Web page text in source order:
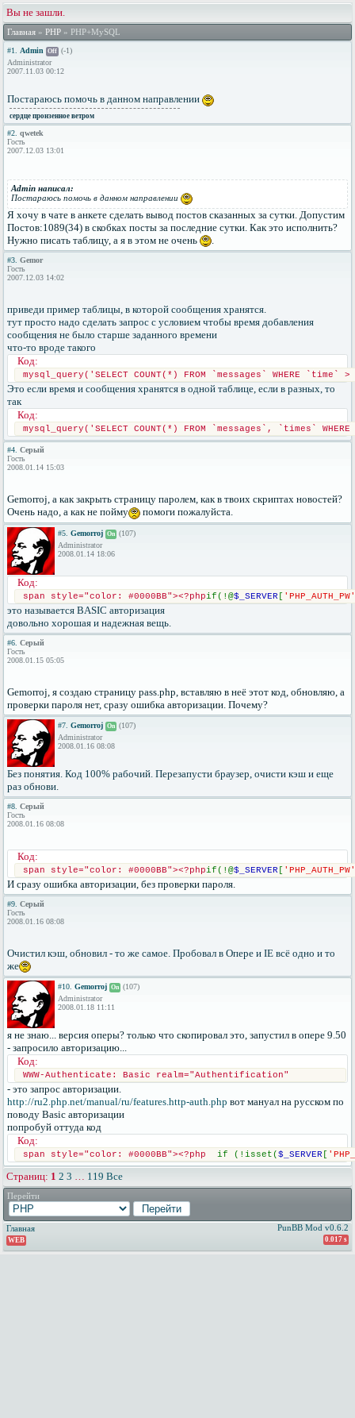
Вы не зашли.
Главная » PHP » PHP+MySQL
#1. Admin Off (-1)
Administrator
2007.11.03 00:12
Постараюсь помочь в данном направлении
сердце пронзенное ветром
#2. qwetek
Гость
2007.12.03 13:01
Admin написал:
Постараюсь помочь в данном направлении
Я хочу в чате в анкете сделать вывод постов сказанных за сутки. Допустим
Постов:1089(34) в скобках посты за последние сутки. Как это исполнить?
Нужно писать таблицу, а я в этом не очень
#3. Gemor
Гость
2007.12.03 14:02
приведи пример таблицы, в которой сообщения хранятся.
тут просто надо сделать запрос с условием чтобы время добавления
сообщения не было старше заданного времени
что-то вроде такого
Код:
mysql_query('SELECT COUNT(*) FROM `messages` WHERE
Это если время и сообщения хранятся в одной таблице, если в разных, то
так
Код:
mysql_query('SELECT COUNT(*) FROM `messages`, `times`
#4. Серый
Гость
2008.01.14 15:03
Gemorroj, а как закрыть страницу паролем, как в твоих скриптах новостей?
Очень надо, а как не пойму
помоги пожалуйста.
#5. Gemorroj On (107)
Administrator
2008.01.14 18:06
Код:
span style="color: #0000BB"><?phpif(!@$_SERVER [ 'PHP_AUTH_PW'
это называется BASIC авторизация
довольно хорошая и надежная вещь.
#6. Серый
Гость
2008.01.15 05:05
Gemorroj, я создаю страницу pass.php, вставляю в неё этот код, обновляю, а
проверки пароля нет, сразу ошибка авторизации. Почему?
#7. Gemorroj On (107)
Administrator
2008.01.16 08:08
Без понятия. Код 100% рабочий. Перезапусти браузер, очисти кэш и еще
раз обнови.
#8. Серый
Гость
2008.01.16 08:08
Код:
span style="color: #0000BB"><?phpif(!@$_SERVER [ 'PHP_AUTH_PW'
И сразу ошибка авторизации, без проверки пароля.
#9. Серый
Гость
2008.01.16 08:08
Очистил кэш, обновил - то же самое. Пробовал в Опере и IE всё одно и то
же
#10. Gemorroj On (107)
Administrator
2008.01.18 11:11
я не знаю... версия оперы? только что скопировал это, запустил в опере 9.50
- запросило авторизацию...
Код:
WWW-Authenticate: Basic realm="Authentification"
- это запрос авторизации.
http://ru2.php.net/manual/ru/features.http-auth.php вот мануал на русском по
поводу Basic авторизации
попробуй оттуда код
Код:
span style="color: #0000BB"><?php if (!isset($_SERVER [
Страниц: 1 2 3 … 119 Все
Перейти
Главная
WEB
PunBB Mod v0.6.2
0.017 s